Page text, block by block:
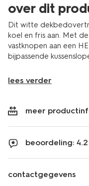
over dit
Dit witte
koel en fris aan. Met
vastknopen aan een
bijpassende
lees verder
meer
beoordeling:
contactgegevens